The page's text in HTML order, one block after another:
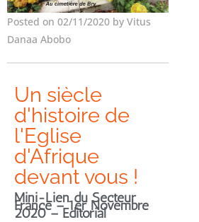
Posted on 02/11/2020 by Vitus
Danaa Abobo
Un siècle
d'histoire de
l'Eglise
d'Afrique
devant vous !
Mini-Lien du Secteur
France – 1er Novembre
2020 – Editorial